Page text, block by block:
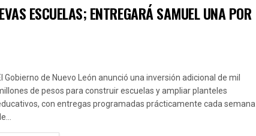
ESCUELAS; ENTREGARÁ SAMUEL UNA POR
Gobierno de Nuevo León anunció una inversión adicional de mil
de pesos para construir escuelas y ampliar planteles
con entregas programadas prácticamente cada semana